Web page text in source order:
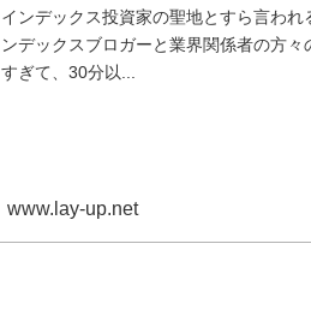
インデックス投資家の聖地とすら言わ
ンデックスブロガーと業界関係者の方
すぎて、30分以...
www.lay-up.net